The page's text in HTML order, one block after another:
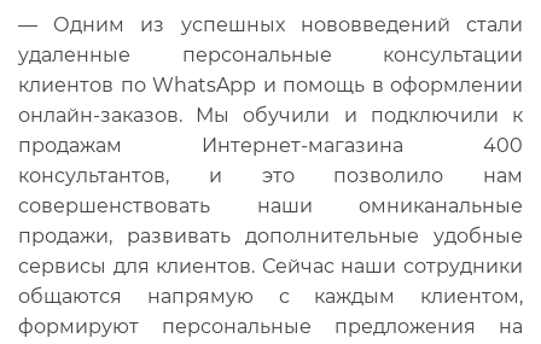
— Одним из успешных нововведений стали
удаленные персональные консультации
клиентов по WhatsApp и помощь в оформлении
онлайн-заказов. Мы обучили и подключили к
продажам Интернет-магазина 400
консультантов, и это позволило нам
совершенствовать наши омниканальные
продажи, развивать дополнительные удобные
сервисы для клиентов. Сейчас наши сотрудники
общаются напрямую с каждым клиентом,
формируют персональные предложения на